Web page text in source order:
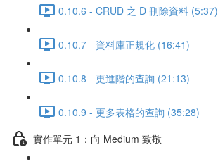
0.10.6 - CRUD 之 D 刪除資料 (5:37)
0.10.7 - 資料庫正規化 (16:41)
0.10.8 - 更進階的查詢 (21:13)
0.10.9 - 更多表格的查詢 (35:28)
實作單元 1：向 Medium 致敬